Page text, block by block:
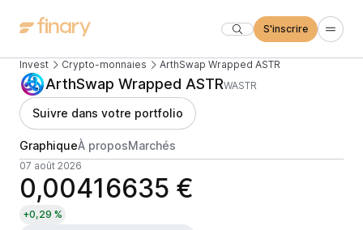
S'inscrire
Invest Crypto-monnaies ArthSwap Wrapped ASTR
ArthSwap Wrapped ASTRWASTR
Suivre dans votre portfolio
GraphiqueÀ proposMarchés
07 août 2026
0,00416635 €
+0,29 %